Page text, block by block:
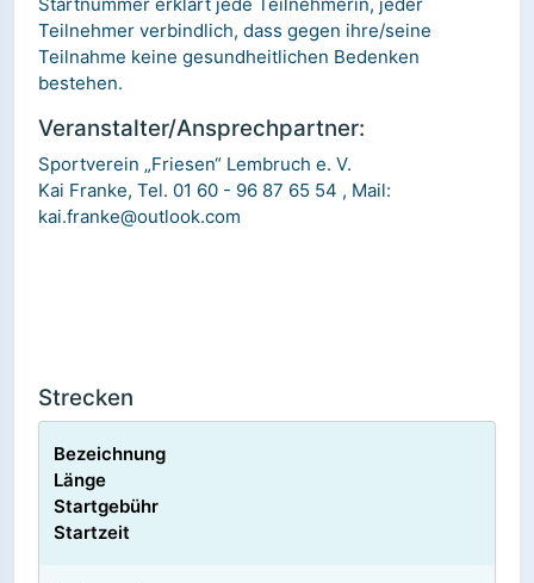
Teilnehmer verbindlich, dass gegen ihre/seine
Teilnahme keine gesundheitlichen Bedenken
bestehen.
Veranstalter/Ansprechpartner:
Sportverein „Friesen“ Lembruch e. V.
Kai Franke, Tel. 01 60 - 96 87 65 54 , Mail:
kai.franke@outlook.com
Strecken
Bezeichnung
Länge
Startgebühr
Startzeit